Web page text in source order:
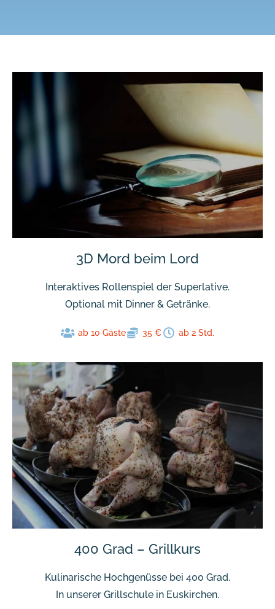
3D Mord beim Lord
Interaktives Rollenspiel der Superlative.
Optional mit Dinner & Getränke.
ab 10 Gäste 35 € ab 2 Std.
400 Grad – Grillkurs
Kulinarische Hochgenüsse bei 400 Grad.
In unserer Grillschule in Euskirchen.